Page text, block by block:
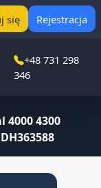
się Rejestracja
+48 731 298
346
4300